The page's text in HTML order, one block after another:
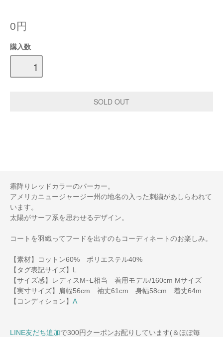
0円
購入数
霜降りレッドカラーのパーカー。
アメリカニュージャージー州の地名の入った刺繍があしらわれて
います。
太陽がサーフ系を思わせるデザイン。
コートを羽織ってフードを出すのもコーディネートのお楽しみ。
【素材】コットン60% ポリエステル40%
【タグ表記サイズ】L
【サイズ感】レディスM~L相当 着用モデル/160cm Mサイズ
【実寸サイズ】肩幅56cm 袖丈61cm 身幅58cm 着丈64m
【コンディション】 A
LINE友だち追加で300円クーポンお配りしています(＆ほぼ毎